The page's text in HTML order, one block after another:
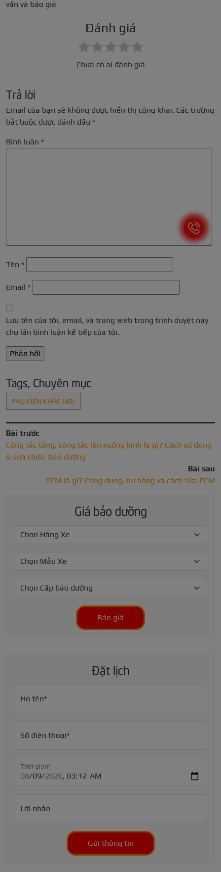
vấn và báo giá
Đánh giá
Chưa có ai đánh giá
Trả lời
Email của bạn sẽ không được hiển thị công khai. Các trường
bắt buộc được đánh dấu *
Bình luận *
Tên *
Email *
Lưu tên của tôi, email, và trang web trong trình duyệt này
cho lần bình luận kế tiếp của tôi.
Tags, Chuyên mục
PHỤ KIỆN KHÁC (40)
Bài trước
Công tắc tổng, công tắc lên xuống kính là gì? Cách sử dụng
& sửa chữa, bảo dưỡng
Bài sau
PCM là gì? Công dụng, hư hỏng và cách sửa PCM
Giá bảo dưỡng
Báo giá
Đặt lịch
Họ tên*
Số điện thoại*
Thời gian*
Lời nhắn
Gửi thông tin